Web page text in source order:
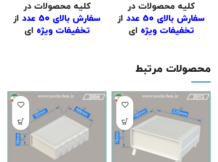
کلیه محصولات در
سفارش بالای 50 عدد
از
تخفیفات ویژه ای
برخوردار است که برای
های02191098634
02191098649
حاصل فرمایید .
.
(دانلود لیست قیمت)
.
کلیه محصولات در
سفارش بالای 50 عدد
از
تخفیفات ویژه ای
برخوردار است که برای
حاصل فرمایید .
.
دانلود لیست قیمت)
محصولات مرتبط